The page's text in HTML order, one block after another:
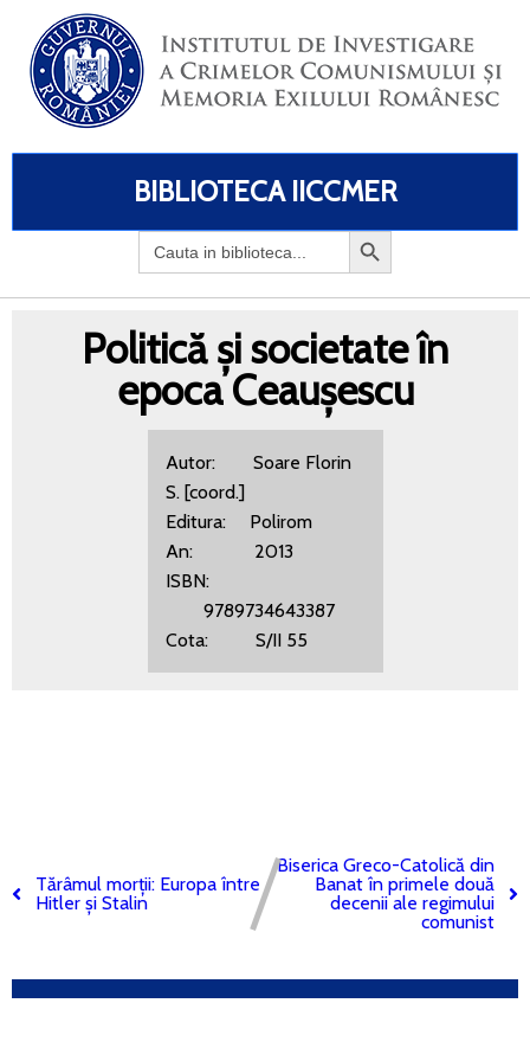
BIBLIOTECA IICCMER
Search
for:
Politică și societate în
epoca Ceaușescu
Autor: Soare Florin
S. [coord.]
Editura: Polirom
An: 2013
ISBN:
9789734643387
Cota: S/II 55
Tărâmul morții: Europa între
Hitler și Stalin
Biserica Greco-Catolică din
Banat în primele două
decenii ale regimului
comunist